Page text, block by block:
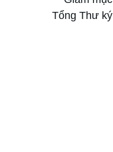
Tổng Thư ký